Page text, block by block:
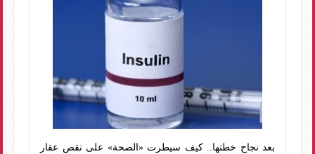
بعد نجاح خطتها.. كيف سيطرت «الصحة» على نقص عقار